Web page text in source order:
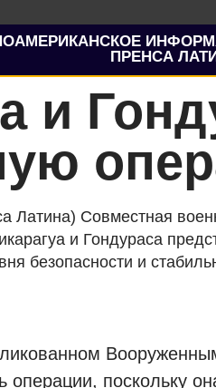
ПРЕНСА
и
Латина) Совместная
и Гондураса
безопасности и
операции, поскольку